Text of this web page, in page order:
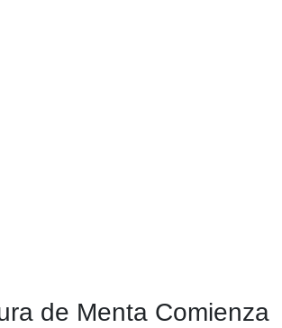
de Menta Comienza